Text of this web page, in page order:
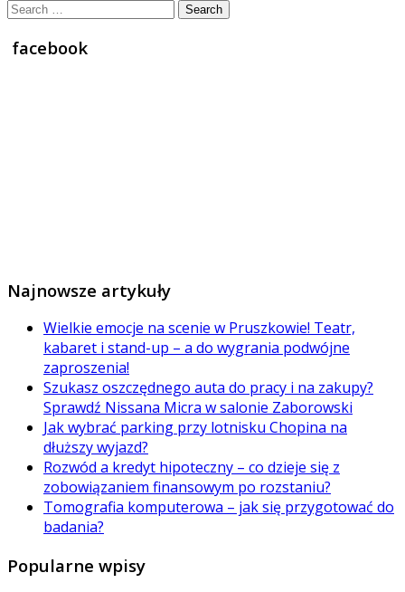
Search
facebook
Najnowsze artykuły
Wielkie emocje na scenie w Pruszkowie! Teatr,
kabaret i stand-up – a do wygrania podwójne
zaproszenia!
Szukasz oszczędnego auta do pracy i na zakupy?
Sprawdź Nissana Micra w salonie Zaborowski
Jak wybrać parking przy lotnisku Chopina na
dłuższy wyjazd?
Rozwód a kredyt hipoteczny – co dzieje się z
zobowiązaniem finansowym po rozstaniu?
Tomografia komputerowa – jak się przygotować do
badania?
Popularne wpisy